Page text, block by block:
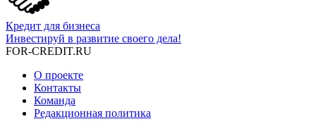
Кредит для бизнеса
Инвестируй в развитие своего дела!
FOR-CREDIT.RU
О проекте
Контакты
Команда
Редакционная политика